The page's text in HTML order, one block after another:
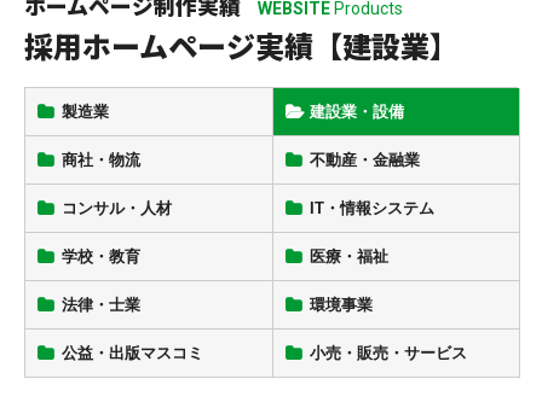
WEBSITE Products
採用ホームページ実績【建設業】
製造業 建設業・設備
商社・物流 不動産・金融業
コンサル・人材 IT・情報システム
学校・教育 医療・福祉
法律・士業 環境事業
公益・出版マスコミ 小売・販売・サービス